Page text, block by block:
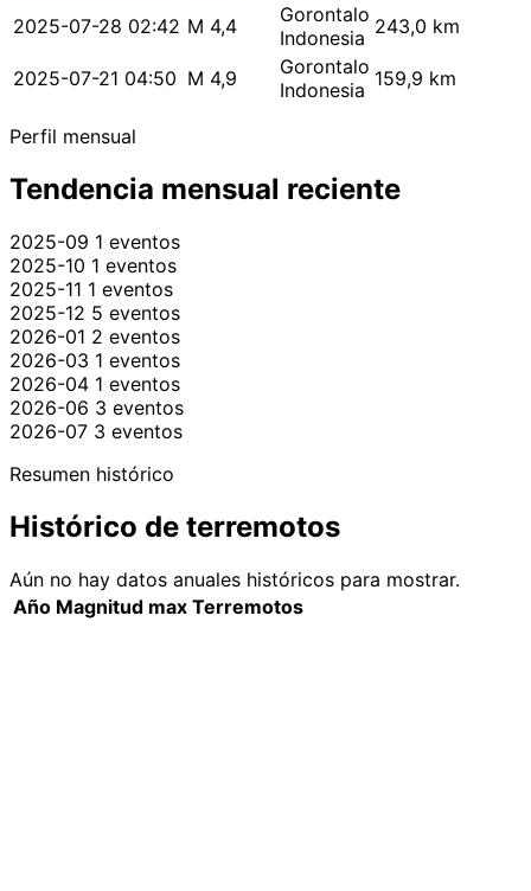
2025-07-28 02:42 M 4,4
Gorontalo
Indonesia 243,0 km
2025-07-21 04:50 M 4,9
Gorontalo
Indonesia 159,9 km
Perfil mensual
Tendencia mensual reciente
2025-09 1 eventos
2025-10 1 eventos
2025-11 1 eventos
2025-12 5 eventos
2026-01 2 eventos
2026-03 1 eventos
2026-04 1 eventos
2026-06 3 eventos
2026-07 3 eventos
Resumen histórico
Histórico de terremotos
Aún no hay datos anuales históricos para mostrar.
Año Magnitud max Terremotos